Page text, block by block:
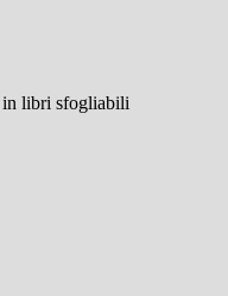
in libri sfogliabili